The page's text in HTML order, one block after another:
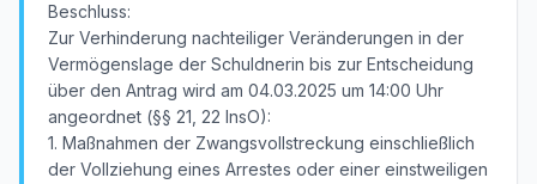
Beschluss:
Zur Verhinderung nachteiliger Veränderungen in der
Vermögenslage der Schuldnerin bis zur Entscheidung
über den Antrag wird am 04.03.2025 um 14:00 Uhr
angeordnet (§§ 21, 22 InsO):
1. Maßnahmen der Zwangsvollstreckung einschließlich
der Vollziehung eines Arrestes oder einer einstweiligen